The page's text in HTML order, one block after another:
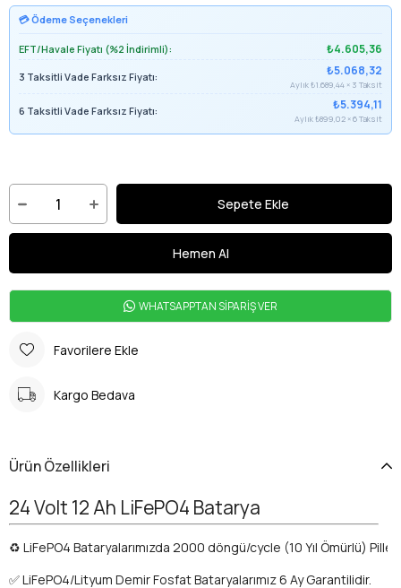
💳 Ödeme Seçenekleri
EFT/Havale Fiyatı (%2 İndirimli): ₺4.605,36
3 Taksitli Vade Farksız Fiyatı: ₺5.068,32
Aylık ₺1.689,44 × 3 Taksit
6 Taksitli Vade Farksız Fiyatı: ₺5.394,11
Aylık ₺899,02 × 6 Taksit
WHATSAPPTAN SİPARİŞ VER
Favorilere Ekle
Kargo Bedava
Ürün Özellikleri
24 Volt 12 Ah LiFePO4 Batarya
♻️ LiFePO4 Bataryalarımızda 2000 döngü/cycle (10 Yıl Ömürlü) Piller